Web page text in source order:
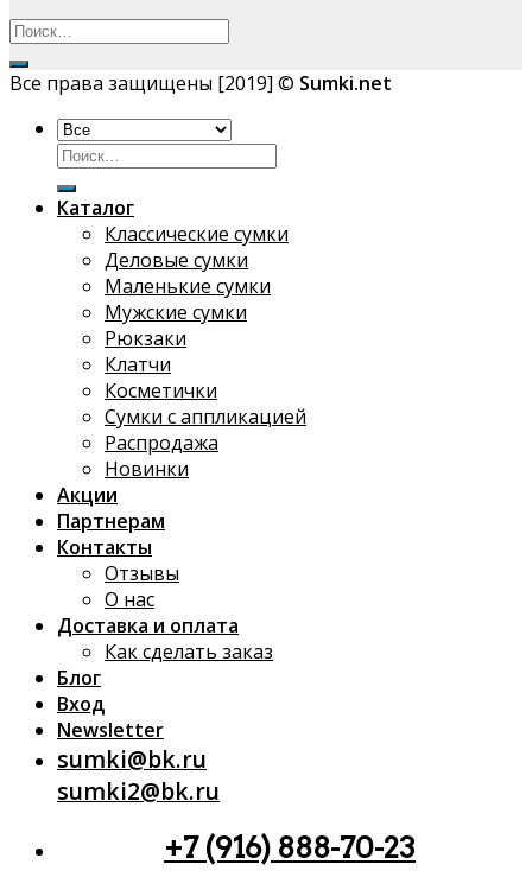
Все права защищены [2019] © Sumki.net
Искать:
Каталог
Классические сумки
Деловые сумки
Маленькие сумки
Мужские сумки
Рюкзаки
Клатчи
Косметички
Сумки с аппликацией
Распродажа
Новинки
Акции
Партнерам
Контакты
Отзывы
О нас
Доставка и оплата
Как сделать заказ
Блог
Вход
Newsletter
sumki@bk.ru
sumki2@bk.ru
+7 (916) 888-70-23